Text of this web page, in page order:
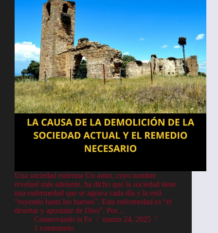
Una sociedad enferma Un autor, cuyo nombre
revelaré más adelante, ha dicho que la sociedad tiene
una enfermedad que se agrava cada día y la está
“royendo hasta los huesos”. Esta enfermedad es “el
desertar y apostatar de Dios”. Por…
Conservando la Fe
marzo 24, 2025
1 comentario